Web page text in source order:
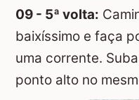
09 - 5ª volta:
baixíssimo e faça
uma corrente.
ponto alto no